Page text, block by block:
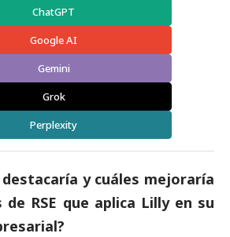
ChatGPT
Google AI
Gemini
Grok
Perplexity
y cuáles mejoraría
RSE que aplica Lilly en su